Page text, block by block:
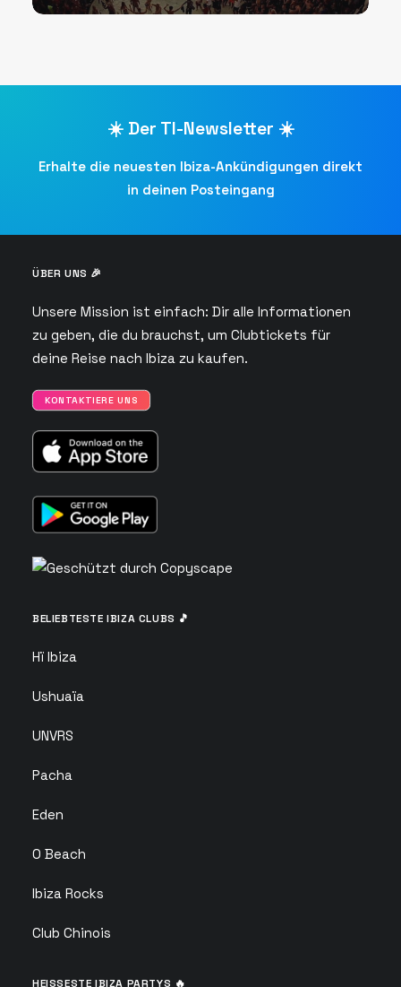
☀️ Der TI-Newsletter ☀️
Erhalte die neuesten Ibiza-Ankündigungen direkt
in deinen Posteingang
ÜBER UNS 🎉
Unsere Mission ist einfach: Dir alle Informationen
zu geben, die du brauchst, um Clubtickets für
deine Reise nach Ibiza zu kaufen.
KONTAKTIERE UNS
BELIEBTESTE IBIZA CLUBS 🎵
Hï Ibiza
Ushuaïa
UNVRS
Pacha
Eden
O Beach
Ibiza Rocks
Club Chinois
HEISSESTE IBIZA PARTYS 🔥